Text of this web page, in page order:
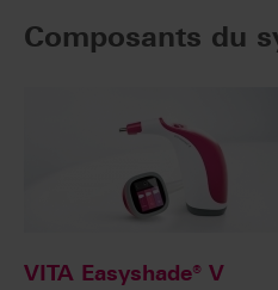
Composants du
VITA Easyshade® V